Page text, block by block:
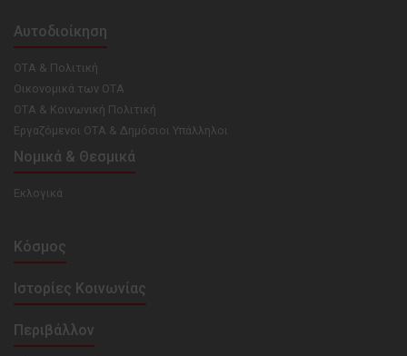
Αυτοδιοίκηση
ΟΤΑ & Πολιτική
Οικονομικά των ΟΤΑ
ΟΤΑ & Κοινωνική Πολιτική
Εργαζόμενοι ΟΤΑ & Δημόσιοι Υπάλληλοι
Νομικά & Θεσμικά
Εκλογικά
Κόσμος
Ιστορίες Κοινωνίας
Περιβάλλον